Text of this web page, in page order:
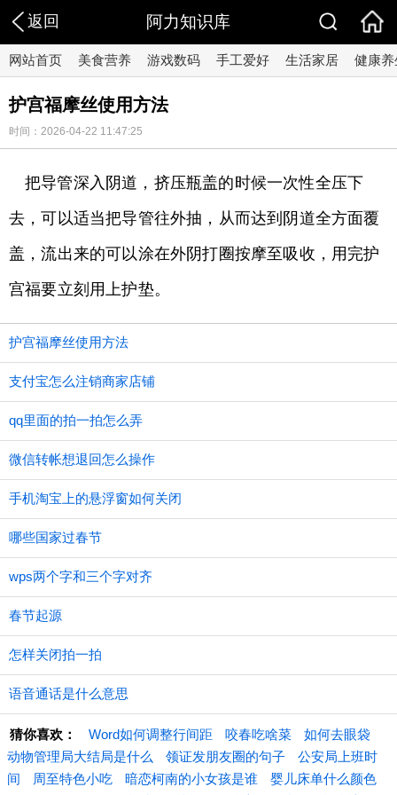
返回 阿力知识库
网站首页 美食营养 游戏数码 手工爱好 生活家居 健康养
护宫福摩丝使用方法
时间：2026-04-22 11:47:25
把导管深入阴道，挤压瓶盖的时候一次性全压下
去，可以适当把导管往外抽，从而达到阴道全方面覆
盖，流出来的可以涂在外阴打圈按摩至吸收，用完护
宫福要立刻用上护垫。
护宫福摩丝使用方法
支付宝怎么注销商家店铺
qq里面的拍一拍怎么弄
微信转帐想退回怎么操作
手机淘宝上的悬浮窗如何关闭
哪些国家过春节
wps两个字和三个字对齐
春节起源
怎样关闭拍一拍
语音通话是什么意思
猜你喜欢： Word如何调整行间距 咬春吃啥菜
如何去眼袋
动物管理局大结局是什么
领证发朋友圈的句子
公安局上班时
间
周至特色小吃 暗恋柯南的小女孩是谁
婴儿床单什么颜色